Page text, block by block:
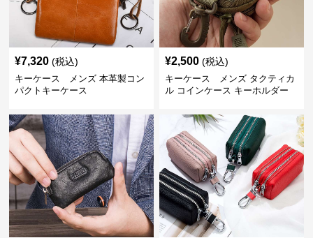
¥7,320 (税込)
キーケース メンズ 本革製コン
パクトキーケース
¥2,500 (税込)
キーケース メンズ タクティカ
ル コインケース キーホルダー